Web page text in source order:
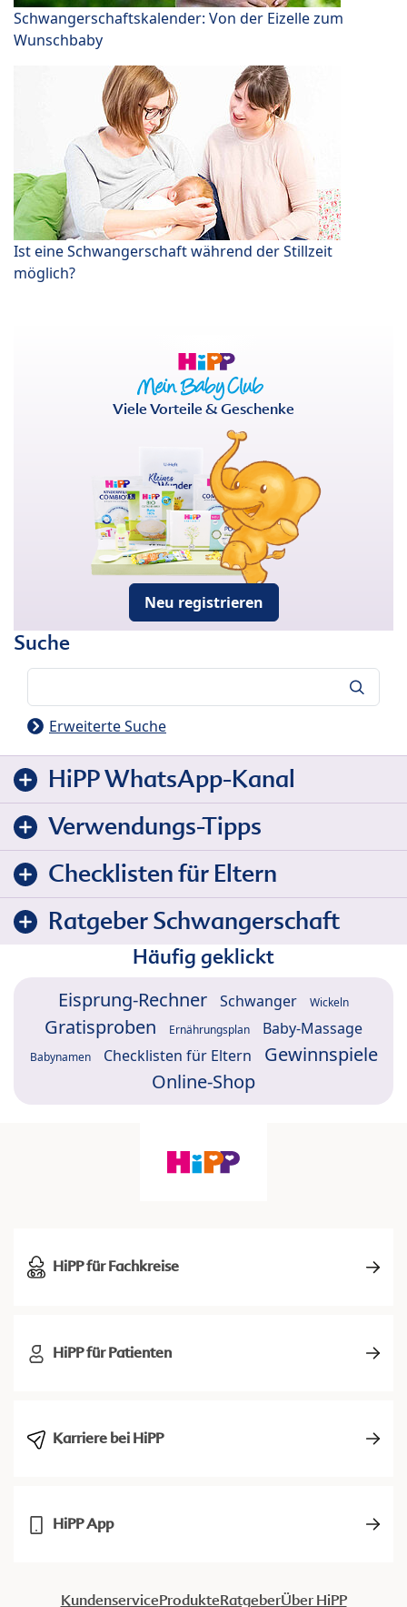
Schwangerschaftskalender: Von der Eizelle zum
Wunschbaby
Ist eine Schwangerschaft während der Stillzeit
möglich?
Viele Vorteile & Geschenke
Neu registrieren
Suche
Erweiterte Suche
HiPP WhatsApp-Kanal
Verwendungs-Tipps
Checklisten für Eltern
Ratgeber Schwangerschaft
Häufig geklickt
Eisprung-Rechner Schwanger Wickeln
Gratisproben Ernährungsplan Baby-Massage
Babynamen Checklisten für Eltern
Gewinnspiele
Online-Shop
HiPP für Fachkreise
HiPP für Patienten
Karriere bei HiPP
HiPP App
KundenserviceProdukteRatgeberÜber HiPP